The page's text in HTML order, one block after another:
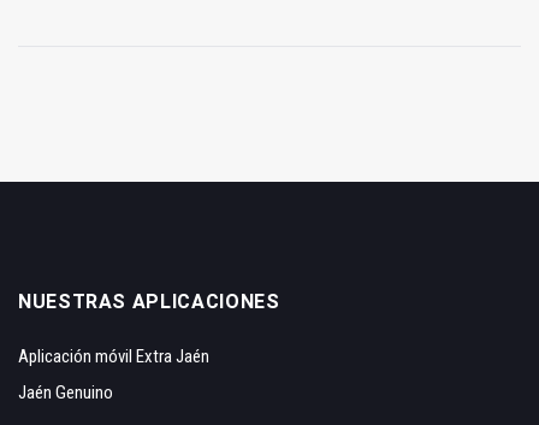
NUESTRAS APLICACIONES
Aplicación móvil Extra Jaén
Jaén Genuino